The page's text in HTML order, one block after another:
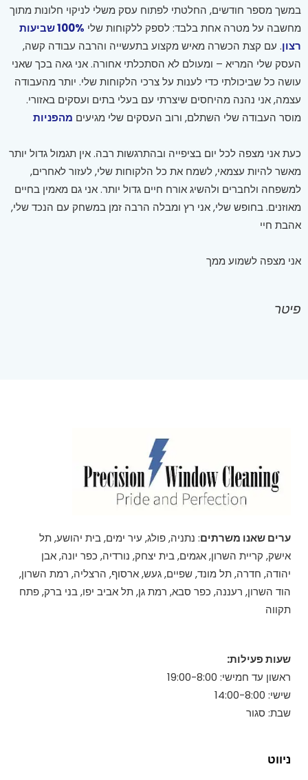
במשך מספר חודשים, החלטתי לפתוח עסק משלי לניקוי חלונות מתוך
מחשבה על מטרה אחת בלבד: לספק ללקוחות שלי
100% שביעות
רצון. עם קצת הכשרה מאיש מקצוע בתעשייה והרבה עבודה קשה,
העסק שלי המריא – ומעולם לא הסתכלתי אחורה. אני גאה בכך שאני
עושה כל שביכולתי כדי לענות על צרכי הלקוחות שלי. יותר מהעבודה
עצמה, אני נהנה מהיחסים שיצרתי עם בעלי בתים ועסקים באזורי.
מוסר העבודה שלי השתלם, ורוב העסקים שלי מגיעים מהפניות
כעת אני מצפה לכל יום בציפייה ובהתרגשות רבה. אין תגמול גדול יותר
מאשר להיות עצמאי, לשמח את כל הלקוחות שלי, לעזור לאחרים,
למשפחה ולחברים ולהשיג אורח חיים גדול יותר. אני גם מאמין בחיים
מאוזנים. בחופש שלי, אני רץ ומבלה הרבה זמן במשחק עם הנכד שלי,
אהבת חיי
אני מצפה לשמוע ממך
פיטר
ערים שאנו משרתים: נתניה, פולג, עיר ימים, בית יהושע, תל
אישק, קריית השרון, אגמים, בית יצחק, נורדיה, כפר יונה, אבן
יהודה, חדרה, תל מונד, שפיים, געש, ארסוף, הרצליה, רמת השרון,
הוד השרון, רעננה, כפר סבא, רמת גן, תל אביב יפו, בני ברק, פתח
תקווה
שעות פעילות:
ראשון עד חמישי: 19:00-8:00
שישי: 14:00-8:00
שבת: סגור
ניווט